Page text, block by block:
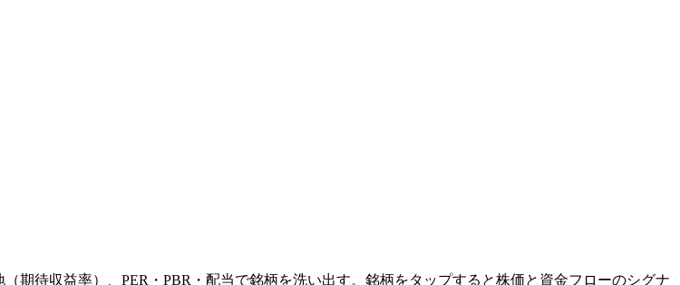
期待収益率）、PER・PBR・配当で銘柄を洗い出す。銘柄をタップすると株価と資金フローのシグナ